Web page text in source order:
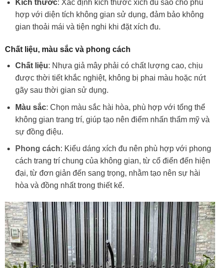
Kích thước: Xác định kích thước xích đu sao cho phù
hợp với diện tích không gian sử dụng, đảm bảo không
gian thoải mái và tiện nghi khi đặt xích đu.
Chất liệu, màu sắc và phong cách
Chất liệu: Nhựa giả mây phải có chất lượng cao, chịu
được thời tiết khắc nghiệt, không bị phai màu hoặc nứt
gãy sau thời gian sử dụng.
Màu sắc: Chọn màu sắc hài hòa, phù hợp với tổng thể
không gian trang trí, giúp tạo nên điểm nhấn thẩm mỹ và
sự đồng điệu.
Phong cách: Kiểu dáng xích đu nên phù hợp với phong
cách trang trí chung của không gian, từ cổ điển đến hiện
đại, từ đơn giản đến sang trọng, nhằm tạo nên sự hài
hòa và đồng nhất trong thiết kế.